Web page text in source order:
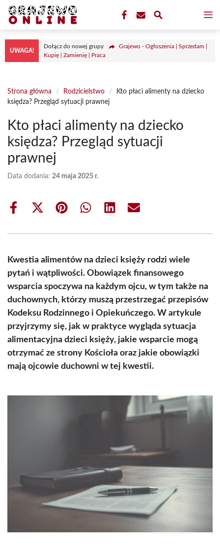
Przejdź
treści
UWAGA!
Dołącz do nowej grupy
Grajewo - Ogłoszenia | Sprzedam |
Kupię | Zamienię | Praca
Strona główna / Rodzicielstwo /
Kto płaci alimenty na dziecko
księdza? Przegląd sytuacji prawnej
Kto płaci alimenty na dziecko
księdza? Przegląd sytuacji
prawnej
Data dodania: 24 maja 2025 r.
Share
Share
(Twitter)
Share Share Share Share
Kwestia alimentów na dzieci księży rodzi wiele
pytań i wątpliwości. Obowiązek finansowego
wsparcia spoczywa na każdym ojcu, w tym także na
duchownych, którzy muszą przestrzegać przepisów
Kodeksu Rodzinnego i Opiekuńczego. W artykule
przyjrzymy się, jak w praktyce wygląda sytuacja
alimentacyjna dzieci księży, jakie wsparcie mogą
otrzymać ze strony Kościoła oraz jakie obowiązki
mają ojcowie duchowni w tej kwestii.